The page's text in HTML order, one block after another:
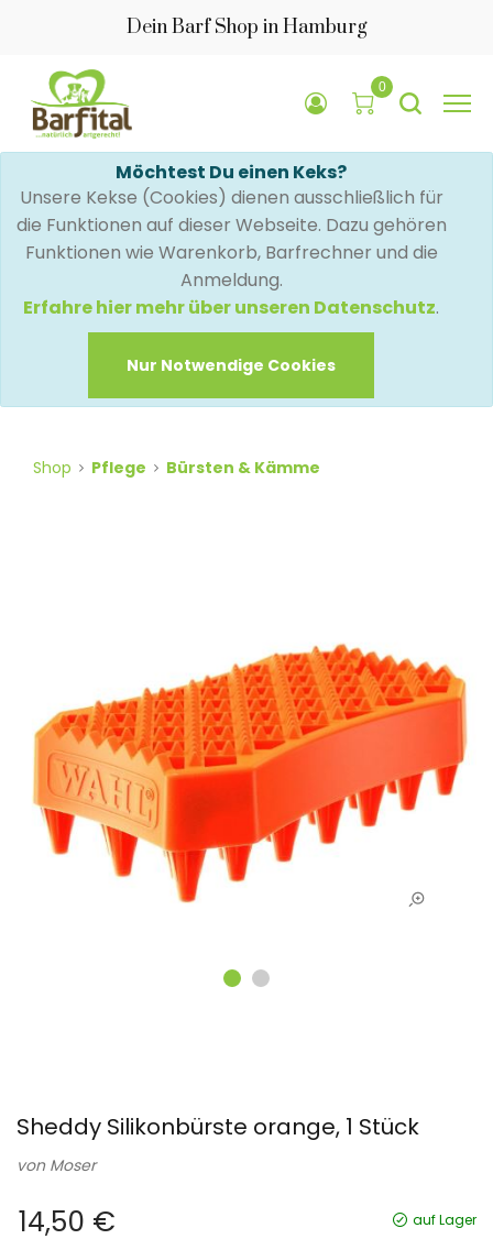
Dein Barf Shop in Hamburg
0
Möchtest Du einen Keks?
Unsere Kekse (Cookies) dienen ausschließlich für
die Funktionen auf dieser Webseite. Dazu gehören
Funktionen wie Warenkorb, Barfrechner und die
Anmeldung.
Erfahre hier mehr über unseren Datenschutz.
Nur Notwendige Cookies
Shop Pflege Bürsten & Kämme
Sheddy Silikonbürste orange, 1 Stück
von Moser
14,50 € auf Lager